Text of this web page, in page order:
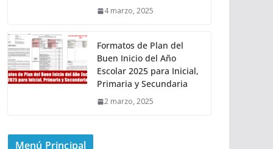
4 marzo, 2025
Formatos de Plan del
Buen Inicio del Año
Escolar 2025 para Inicial,
Primaria y Secundaria
2 marzo, 2025
Menú Principal